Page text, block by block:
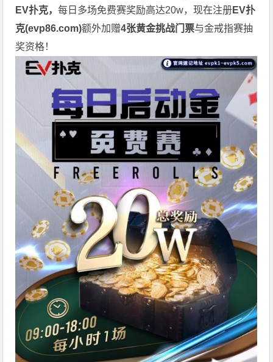
EV扑克，每日多场免费赛奖励高达20w，现在注册EV扑
克(evp86.com)额外加赠4张黄金挑战门票与金戒指赛抽
奖资格！